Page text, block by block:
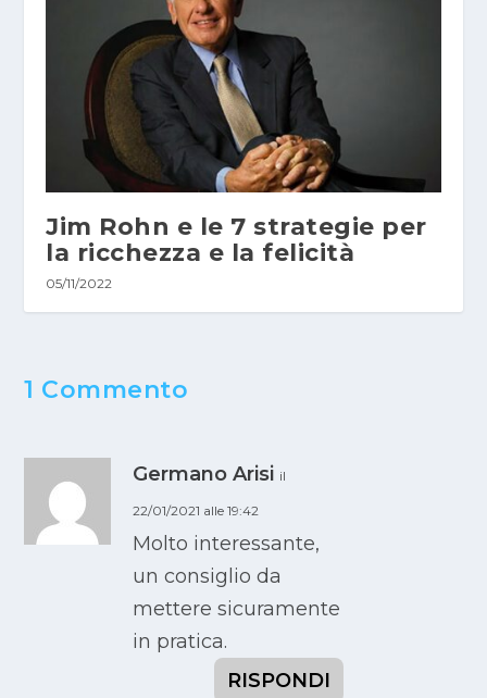
Jim Rohn e le 7 strategie per
la ricchezza e la felicità
05/11/2022
1 Commento
Germano Arisi il
22/01/2021 alle 19:42
Molto interessante,
un consiglio da
mettere sicuramente
in pratica.
RISPONDI